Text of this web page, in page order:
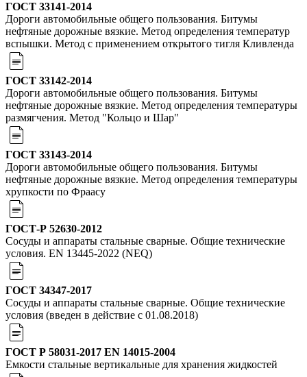
ГОСТ 33141-2014
Дороги автомобильные общего пользования. Битумы
нефтяные дорожные вязкие. Метод определения температур
вспышки. Метод с применением открытого тигля Кливленда
ГОСТ 33142-2014
Дороги автомобильные общего пользования. Битумы
нефтяные дорожные вязкие. Метод определения температуры
размягчения. Метод "Кольцо и Шар"
ГОСТ 33143-2014
Дороги автомобильные общего пользования. Битумы
нефтяные дорожные вязкие. Метод определения температуры
хрупкости по Фраасу
ГОСТ-Р 52630-2012
Сосуды и аппараты стальные сварные. Общие технические
условия. EN 13445-2022 (NEQ)
ГОСТ 34347-2017
Сосуды и аппараты стальные сварные. Общие технические
условия (введен в действие с 01.08.2018)
ГОСТ Р 58031-2017 EN 14015-2004
Емкости стальные вертикальные для хранения жидкостей